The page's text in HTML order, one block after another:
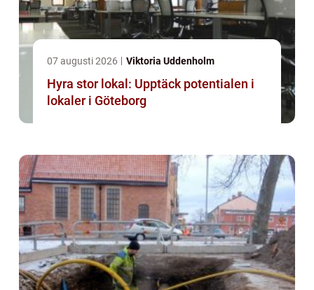
07 augusti 2026 Viktoria Uddenholm
Hyra stor lokal: Upptäck potentialen i
lokaler i Göteborg